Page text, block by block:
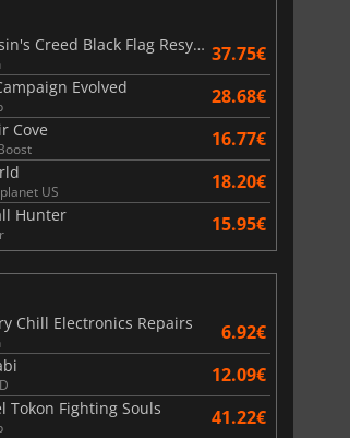
Assassin's Creed Black Flag Resynced 37.75€
Evolved 28.68€
Cove 16.77€
US 18.20€
Hunter 15.95€
Chill Electronics Repairs
6.92€
12.09€
Tokon Fighting Souls 41.22€